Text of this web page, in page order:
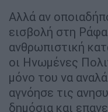
Αλλά αν
εισβολή στη
ανθρωπιστική
οι Ηνωμένες
μόνο του να
αγνόησε τις
δημόσια και